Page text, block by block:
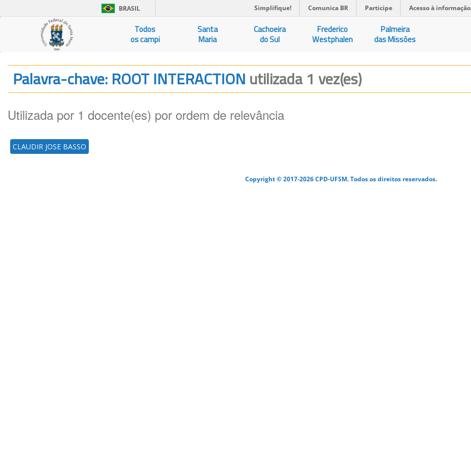
BRASIL Simplifique! Comunica BR Participe Acesso à informação
Todos
os campi
Santa
Maria
Cachoeira
do Sul
Frederico
Westphalen
Palmeira
das Missões
Palavra-chave: ROOT INTERACTION utilizada 1 vez(es)
Utilizada por 1 docente(es) por ordem de relevância
CLAUDIR JOSE BASSO
Copyright © 2017-2026 CPD-UFSM. Todos os direitos reservados.